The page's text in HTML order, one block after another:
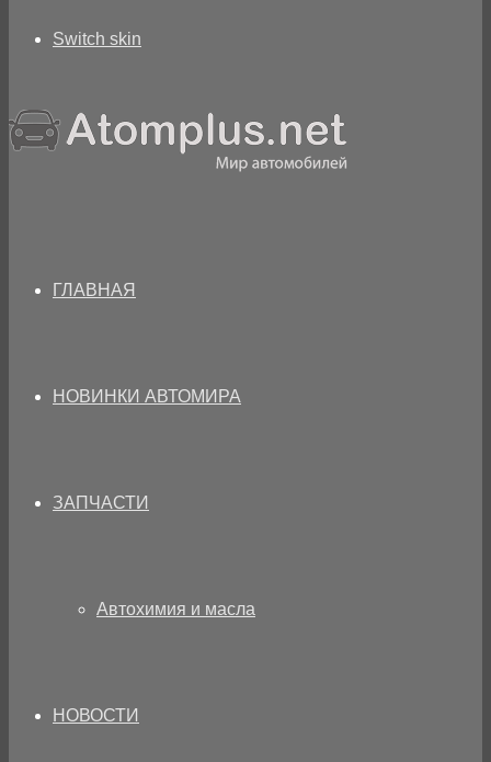
Switch skin
ГЛАВНАЯ
НОВИНКИ АВТОМИРА
ЗАПЧАСТИ
Автохимия и масла
НОВОСТИ